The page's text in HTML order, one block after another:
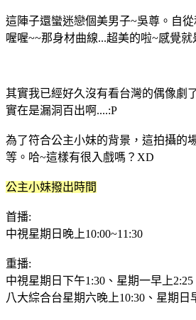
這陣子還蠻迷戀個美男子~吳尊。自
喔喔~~那身材曲線...超美的啦~感覺
其實我已經好久沒有看台灣的偶像劇
實在是漏洞百出啊....:P
為了符合公主小妹的背景，這拍攝的
等。哈~這樣有很入戲嗎？XD
公主小妹撥出時間
首播:
中視星期日晚上10:00~11:30
重播:
中視星期日下午1:30、星期一早上2:25
八大綜合台星期六晚上10:30、星期日